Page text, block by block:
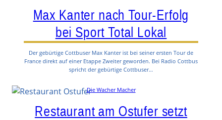
Max Kanter nach Tour-Erfolg
bei Sport Total Lokal
Der gebürtige Cottbuser Max Kanter ist bei seiner ersten Tour de
France direkt auf einer Etappe Zweiter geworden. Bei Radio Cottbus
spricht der gebürtige Cottbuser…
Die Wacher Macher
Restaurant am Ostufer setzt